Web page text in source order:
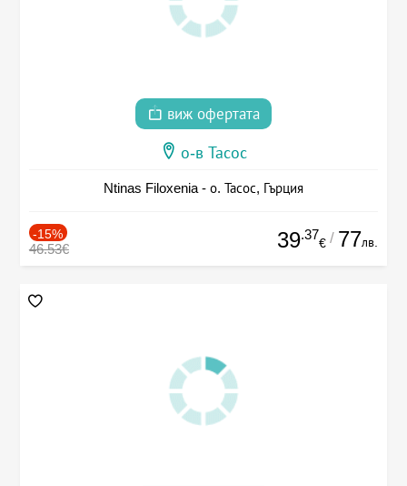
виж офертата
о-в Тасос
Ntinas Filoxenia - о. Тасос, Гърция
-15%
46.53€ 39.37
€ / 77лв.